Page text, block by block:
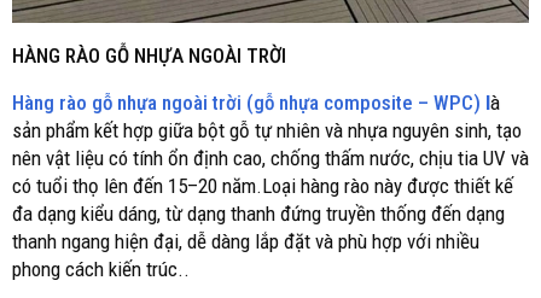
HÀNG RÀO GỖ NHỰA NGOÀI TRỜI
Hàng rào gỗ nhựa ngoài trời (gỗ nhựa composite – WPC) là
sản phẩm kết hợp giữa bột gỗ tự nhiên và nhựa nguyên sinh, tạo
nên vật liệu có tính ổn định cao, chống thấm nước, chịu tia UV và
có tuổi thọ lên đến 15–20 năm.Loại hàng rào này được thiết kế
đa dạng kiểu dáng, từ dạng thanh đứng truyền thống đến dạng
thanh ngang hiện đại, dễ dàng lắp đặt và phù hợp với nhiều
phong cách kiến trúc..